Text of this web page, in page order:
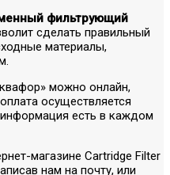
фильтрующий
сделать правильный
материалы,
можно онлайн,
осуществляется
есть в каждом
магазине Cartridge Filter
нам на почту, или